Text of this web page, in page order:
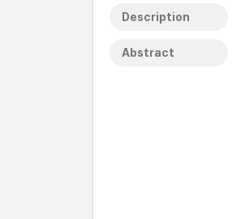
Description
Abstract